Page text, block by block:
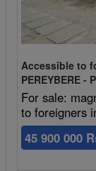
Accessible to
PEREYBERE -
For sale:
to foreigners
45 900 000